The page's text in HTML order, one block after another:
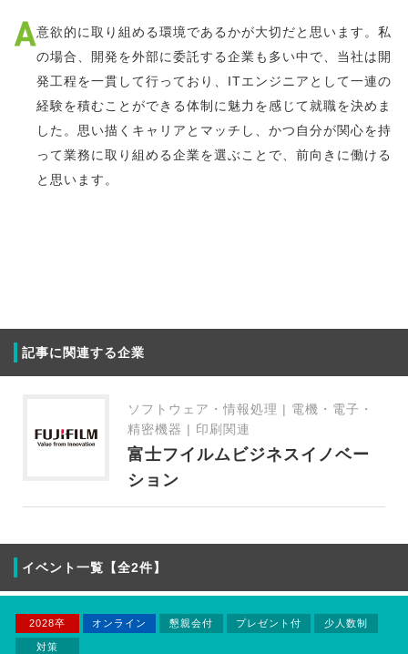
意欲的に取り組める環境であるかが大切だと思います。私
の場合、開発を外部に委託する企業も多い中で、当社は開
発工程を一貫して行っており、ITエンジニアとして一連の
経験を積むことができる体制に魅力を感じて就職を決めま
した。思い描くキャリアとマッチし、かつ自分が関心を持
って業務に取り組める企業を選ぶことで、前向きに働ける
と思います。
記事に関連する企業
ソフトウェア・情報処理 | 電機・電子・
精密機器 | 印刷関連
富士フイルムビジネスイノベー
ション
イベント一覧【全2件】
2028卒 オンライン 懇親会付 プレゼント付 少人数制
対策